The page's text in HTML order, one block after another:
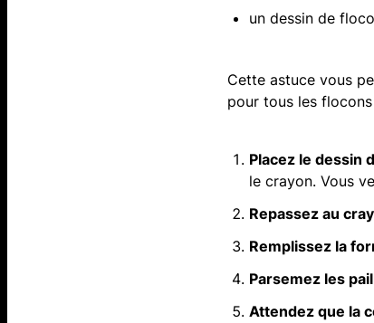
un dessin de
Cette astuce vous
pour tous les
Placez le dessin
le crayon. Vous
Repassez au
Remplissez la
Parsemez les
Attendez que la